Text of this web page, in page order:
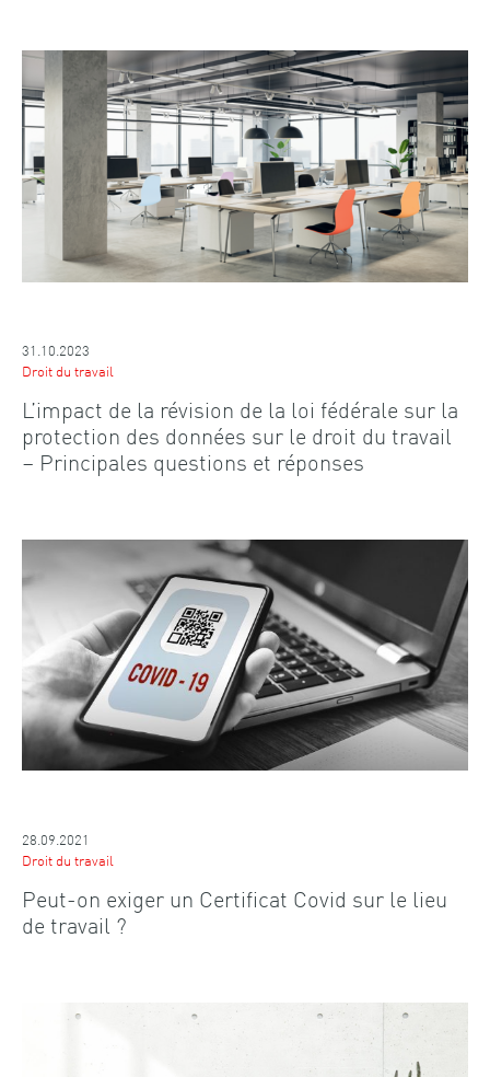
31.10.2023
Droit du travail
L’impact de la révision de la loi fédérale sur la
protection des données sur le droit du travail
– Principales questions et réponses
28.09.2021
Droit du travail
Peut-on exiger un Certificat Covid sur le lieu
de travail ?